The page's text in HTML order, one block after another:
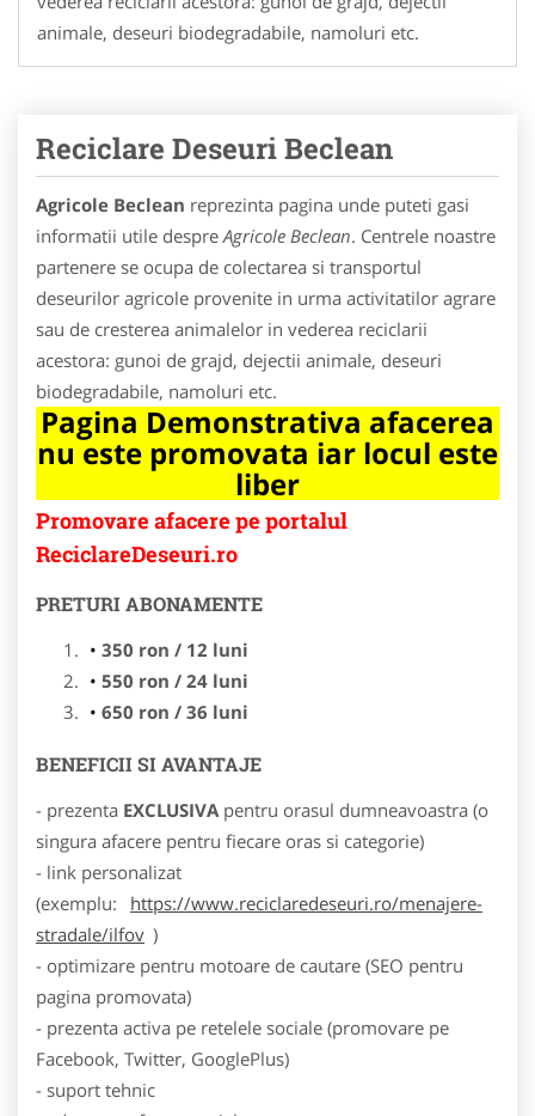
animale, deseuri biodegradabile, namoluri etc.
Reciclare Deseuri Beclean
Agricole Beclean reprezinta pagina unde puteti gasi
informatii utile despre Agricole Beclean. Centrele noastre
partenere se ocupa de colectarea si transportul
deseurilor agricole provenite in urma activitatilor agrare
sau de cresterea animalelor in vederea reciclarii
acestora: gunoi de grajd, dejectii animale, deseuri
biodegradabile, namoluri etc.
Pagina Demonstrativa afacerea
nu este promovata iar locul este
liber
Promovare afacere pe portalul
ReciclareDeseuri.ro
PRETURI ABONAMENTE
350 ron / 12 luni
550 ron / 24 luni
650 ron / 36 luni
BENEFICII SI AVANTAJE
- prezenta EXCLUSIVA pentru orasul dumneavoastra (o
singura afacere pentru fiecare oras si categorie)
- link personalizat
(exemplu:
https://www.reciclaredeseuri.ro/menajere-
stradale/ilfov )
- optimizare pentru motoare de cautare (SEO pentru
pagina promovata)
- prezenta activa pe retelele sociale (promovare pe
Facebook, Twitter, GooglePlus)
- suport tehnic